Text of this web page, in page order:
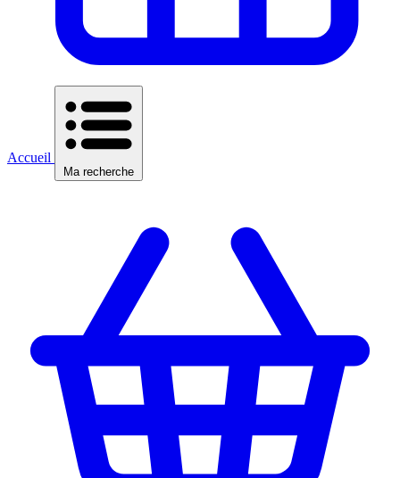
Accueil
Ma recherche